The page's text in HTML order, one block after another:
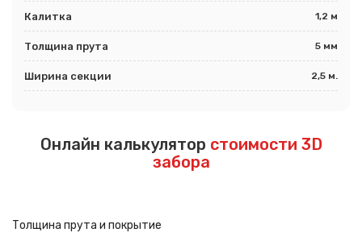
Калитка 1,2 м
Толщина прута 5 мм
Ширина секции 2,5 м.
Онлайн калькулятор стоимости 3D
забора
Толщина прута и покрытие